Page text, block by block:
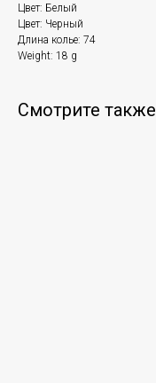
Цвет: Белый
Цвет: Черный
Длина колье: 74
Weight: 18 g
Смотрите также